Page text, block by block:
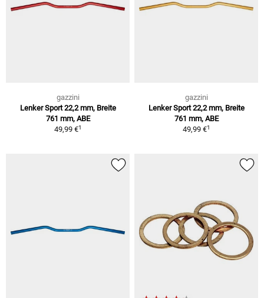
gazzini
Lenker Sport 22,2 mm, Breite
761 mm, ABE
49,99 €1
gazzini
Lenker Sport 22,2 mm, Breite
761 mm, ABE
49,99 €1